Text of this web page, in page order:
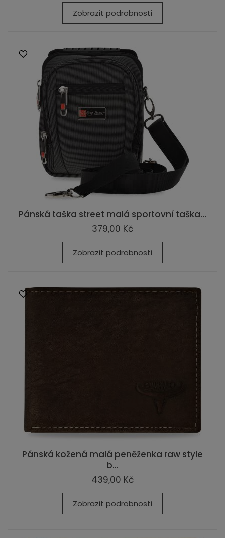
Zobrazit podrobnosti
Pánská taška street malá sportovní taška...
379,00 Kč
Zobrazit podrobnosti
Pánská kožená malá peněženka raw style
b...
439,00 Kč
Zobrazit podrobnosti